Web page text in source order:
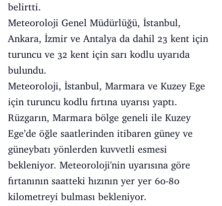
belirtti.
Meteoroloji Genel Müdürlüğü, İstanbul,
Ankara, İzmir ve Antalya da dahil 23 kent için
turuncu ve 32 kent için sarı kodlu uyarıda
bulundu.
Meteoroloji, İstanbul, Marmara ve Kuzey Ege
için turuncu kodlu fırtına uyarısı yaptı.
Rüzgarın, Marmara bölge geneli ile Kuzey
Ege’de öğle saatlerinden itibaren güney ve
güneybatı yönlerden kuvvetli esmesi
bekleniyor. Meteoroloji'nin uyarısına göre
fırtanının saatteki hızının yer yer 60-80
kilometreyi bulması bekleniyor.